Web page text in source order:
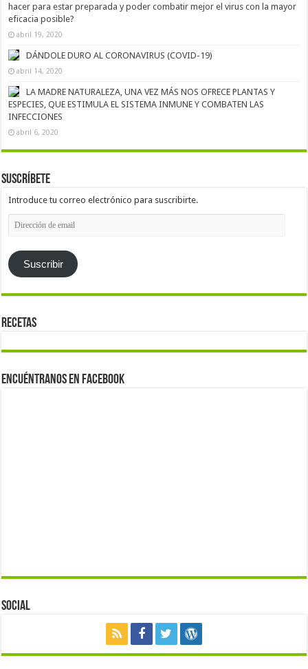
hacer para estar preparada y poder combatir mejor el virus con la mayor
eficacia posible?
abril 19, 2020
DÁNDOLE DURO AL CORONAVIRUS (COVID-19)
abril 14, 2020
LA MADRE NATURALEZA, UNA VEZ MÁS NOS OFRECE PLANTAS Y
ESPECIES, QUE ESTIMULA EL SISTEMA INMUNE Y COMBATEN LAS
INFECCIONES
abril 6, 2020
Suscríbete
Introduce tu correo electrónico para suscribirte.
Dirección
de
Suscribir
Recetas
Encuéntranos en Facebook
Social